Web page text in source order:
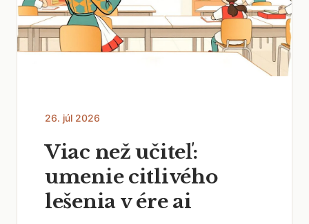
26. júl 2026
Viac než učiteľ:
umenie citlivého
lešenia v ére ai